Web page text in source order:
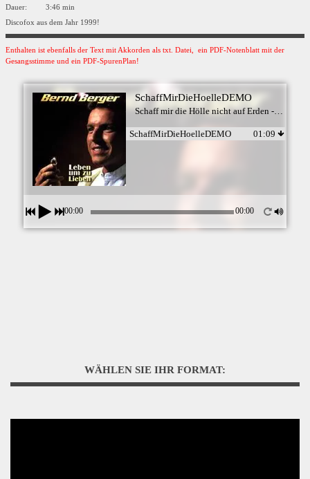
Dauer: 3:46 min
Discofox aus dem Jahr 1999!
Enthalten ist ebenfalls der Text mit Akkorden als txt. Datei, ein PDF-Notenblatt mit der
Gesangsstimme und ein PDF-SpurenPlan!
SchaffMirDieHoelleDEMO
Schaff mir die Hölle nicht auf Erden - Bernd Berger
SchaffMirDieHoelleDEMO 01:09
00:00 00:00
WÄHLEN SIE IHR FORMAT: